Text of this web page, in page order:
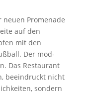
Prom­e­nade
auf den
mit den
Der mod­
Das Restau­rant
beein­druckt nicht
son­dern